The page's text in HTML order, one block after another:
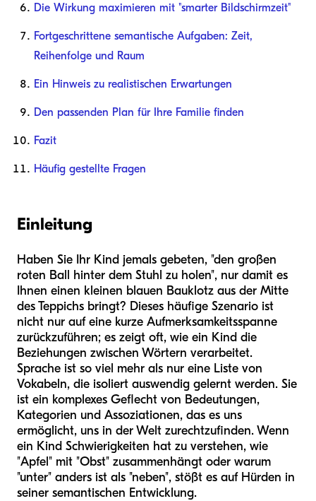
Die Wirkung maximieren mit "smarter Bildschirmzeit"
Fortgeschrittene semantische Aufgaben: Zeit,
Reihenfolge und Raum
Ein Hinweis zu realistischen Erwartungen
Den passenden Plan für Ihre Familie finden
Fazit
Häufig gestellte Fragen
Einleitung
Haben Sie Ihr Kind jemals gebeten, "den großen
roten Ball hinter dem Stuhl zu holen", nur damit es
Ihnen einen kleinen blauen Bauklotz aus der Mitte
des Teppichs bringt? Dieses häufige Szenario ist
nicht nur auf eine kurze Aufmerksamkeitsspanne
zurückzuführen; es zeigt oft, wie ein Kind die
Beziehungen zwischen Wörtern verarbeitet.
Sprache ist so viel mehr als nur eine Liste von
Vokabeln, die isoliert auswendig gelernt werden. Sie
ist ein komplexes Geflecht von Bedeutungen,
Kategorien und Assoziationen, das es uns
ermöglicht, uns in der Welt zurechtzufinden. Wenn
ein Kind Schwierigkeiten hat zu verstehen, wie
"Apfel" mit "Obst" zusammenhängt oder warum
"unter" anders ist als "neben", stößt es auf Hürden in
seiner semantischen Entwicklung.